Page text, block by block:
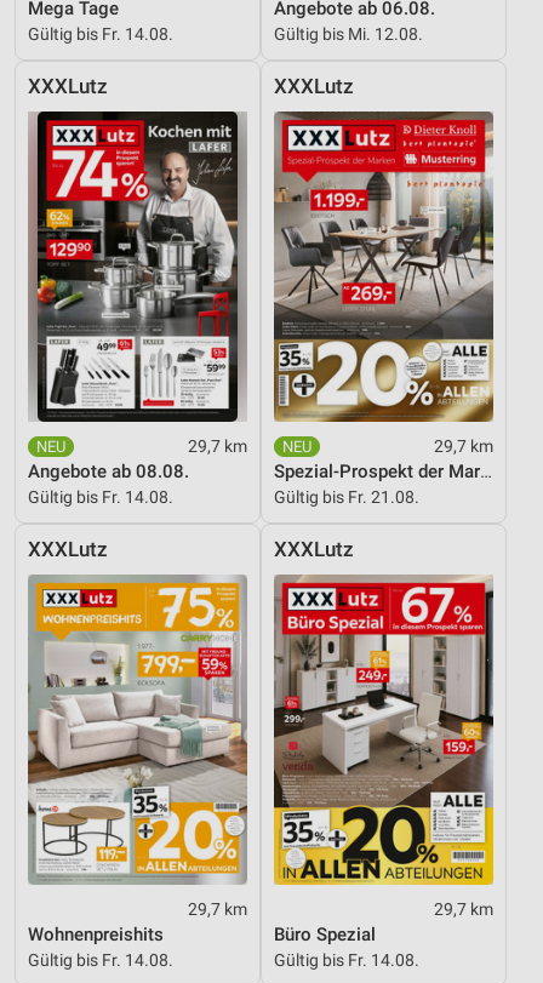
Mega Tage
Gültig bis Fr. 14.08.
Angebote ab 06.08.
Gültig bis Mi. 12.08.
XXXLutz
29,7 km
Angebote ab 08.08.
Gültig bis Fr. 14.08.
XXXLutz
29,7 km
Spezial-Prospekt der Marken
Gültig bis Fr. 21.08.
XXXLutz
29,7 km
Wohnenpreishits
Gültig bis Fr. 14.08.
XXXLutz
29,7 km
Büro Spezial
Gültig bis Fr. 14.08.
Kombinationen von Daten aus verschiedenen
Quellen
Entwicklung und Verbesserung der Angebote
Verwendung reduzierter Daten zur Auswahl von
Inhalten
IAB-Besonderheiten:
Verwendung genauer Standortdaten
Geräte anhand von aktiv angeforderten
Informationen identifizieren
Nicht-IAB-Verarbeitungszwecke:
Notwendig
Performance
Funktional
Werbung